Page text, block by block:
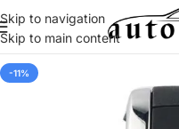
Skip to navigation
Skip to main content
-11%